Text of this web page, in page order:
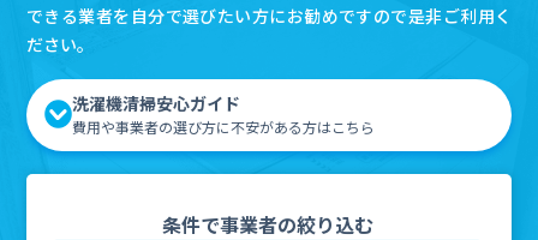
できる業者を自分で選びたい方にお勧めですので是非ご利用く
ださい。
洗濯機清掃安心ガイド
費用や事業者の選び方に不安がある方はこちら
条件で事業者の絞り込む